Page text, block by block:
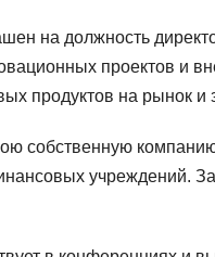
на должность
проектов и
продуктов на рынок
собственную
учреждений.